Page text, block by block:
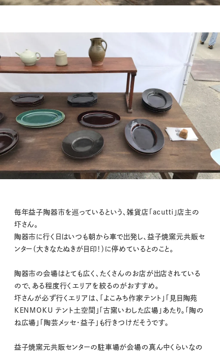
毎年益子陶器市を巡っているという、雑貨店「acutti」店主の
圷さん。
陶器市に行く日はいつも朝から車で出発し、益子焼窯元共販セ
ンター（大きなたぬきが目印！）に停めているとのこと。
陶器市の会場はとても広く、たくさんのお店が出店されている
ので、ある程度行くエリアを絞るのがおすすめ。
圷さんが必ず行くエリアは、「よこみち作家テント」「見目陶苑
KENMOKU テント土空間」「古窯いわした広場」あたり。「陶の
ね広場」「陶芸メッセ・益子」も行きつけだそうです。
益子焼窯元共販センターの駐車場が会場の真ん中くらいなの